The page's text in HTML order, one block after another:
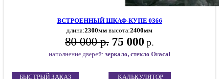
ВСТРОЕННЫЙ ШКАФ-КУПЕ 0366
длина:2300мм высота:2400мм
80 000 р. 75 000 р.
наполнение дверей: зеркало, стекло Oracal
БЫСТРЫЙ ЗАКАЗ КАЛЬКУЛЯТОР